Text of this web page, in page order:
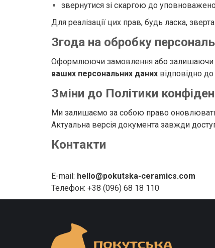
звернутися зі скаргою до
Для реалізації цих прав, будь ласка,
Згода на обробку
Оформлюючи замовлення або залишаючи
ваших персональних даних відповідно
Зміни до Політики
Ми залишаємо за собою право оновлювати
Актуальна версія документа завжди
Контакти
E-mail: hello@pokutska-ceramics.com
Телефон: +38 (096) 68 18 110